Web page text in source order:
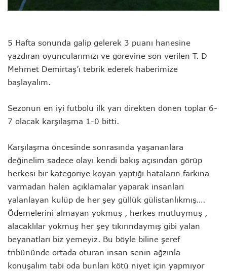
5 Hafta sonunda galip gelerek 3 puanı hanesine
yazdıran oyuncularımızı ve görevine son verilen T. D
Mehmet Demirtaş’ı tebrik ederek haberimize
başlayalım.
Sezonun en iyi futbolu ilk yarı direkten dönen toplar 6-
7 olacak karşılaşma 1-0 bitti.
Karşılaşma öncesinde sonrasında yaşananlara
değinelim sadece olayı kendi bakış açısından görüp
herkesi bir kategoriye koyan yaptığı hataların farkına
varmadan halen açıklamalar yaparak insanları
yalanlayan kulüp de her şey güllük gülistanlıkmış….
Ödemelerini almayan yokmuş , herkes mutluymuş ,
alacaklılar yokmuş her şey tıkırındaymış gibi yalan
beyanatları biz yemeyiz. Bu böyle biline şeref
tribününde ortada oturan insan senin ağzınla
konuşalım tabi oda bunları kötü niyet için yapmıyor